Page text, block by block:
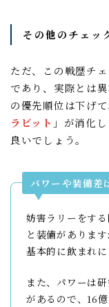
その他のチェッ
ただ、この戦歴チ
であり、実際とは
の優先順位は下げて
ラビット 」が消化
良いでしょう。
パワーや装備差
妨害ラリーをす
と装備がありま
基本的に飲まれに
また、パワーは
があるので、16